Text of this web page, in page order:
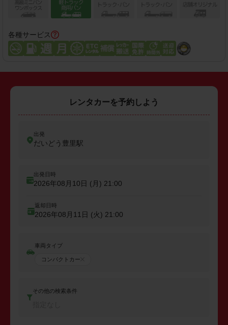
各種サービス
レンタカーを予約しよう
出発
だいどう豊里駅
出発日時
2026年08月10日 (月) 21:00
返却日時
2026年08月11日 (火) 21:00
車両タイプ
コンパクトカー
その他の検索条件